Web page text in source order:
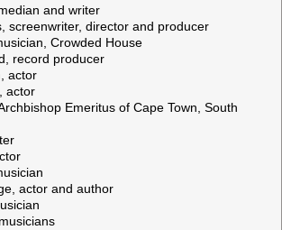
and writer
screenwriter, director and producer
Crowded House
record producer
actor
actor
Emeritus of Cape Town, South
actor and author